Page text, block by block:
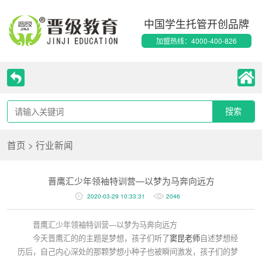
中国学生托管开创品牌
加盟热线：4000-400-826
首页 > 行业新闻
晋鹰汇少年领袖特训营—以梦为马奔向远方
2020-03-29 10:33:31 2046
晋鹰汇少年领袖特训营—以梦为马奔向远方
今天晋鹰汇的的主题是梦想，孩子们听了窦昆老师自述梦想经
历后，自己内心深处的那颗梦想小种子也被瞬间激发，孩子们的梦